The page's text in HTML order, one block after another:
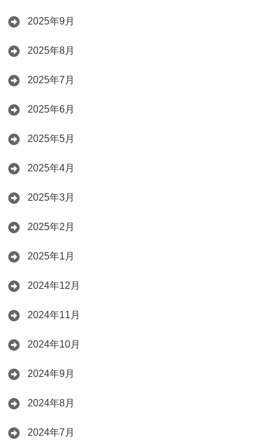
2025年9月
2025年8月
2025年7月
2025年6月
2025年5月
2025年4月
2025年3月
2025年2月
2025年1月
2024年12月
2024年11月
2024年10月
2024年9月
2024年8月
2024年7月